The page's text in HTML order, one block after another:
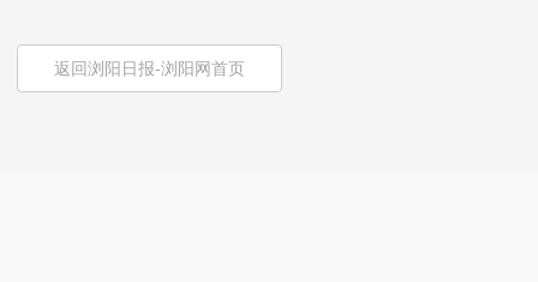
返回浏阳日报-浏阳网首页